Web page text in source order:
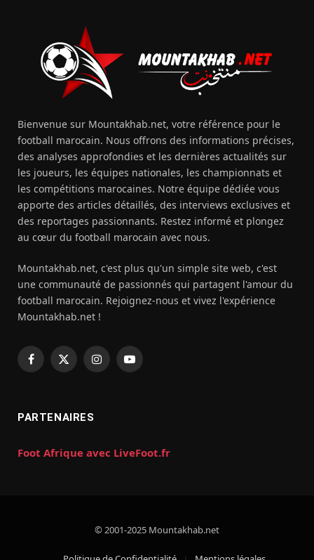
Bienvenue sur Mountakhab.net, votre référence pour le
football marocain. Nous offrons des informations précises,
des analyses approfondies et les dernières actualités sur
les joueurs, les équipes nationales, les championnats et
les compétitions marocaines. Notre équipe dédiée vous
apporte des articles détaillés, des interviews exclusives et
des reportages passionnants. Restez informé et plongez
au cœur du football marocain avec nous.
Mountakhab.net, c'est plus qu'un simple site web, c'est
une communauté de passionnés qui partagent l'amour du
football marocain. Rejoignez-nous et vivez l'expérience
Mountakhab.net !
Facebook
X
InstagramYouTube
PARTENAIRES
Foot Afrique avec LiveFoot.fr
© 2001-2025 Mountakhab.net